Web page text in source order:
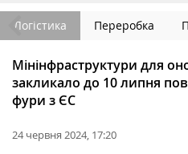
Логістика Переробка
Мінінфраструктури для
закликало до 10 липня
фури з ЄС
24 червня 2024, 17:20